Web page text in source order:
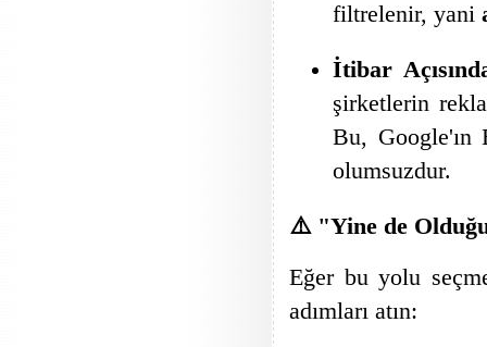
filtrelenir, yani
İtibar
şirketlerin
Bu, Google'ın
olumsuzdur.
⚠️ "Yine de
Eğer bu yolu
adımları atın: